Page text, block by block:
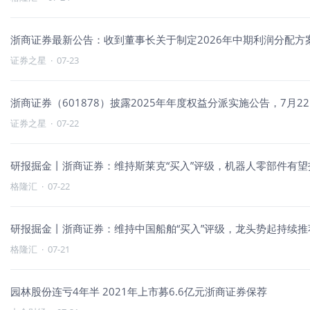
浙商证券最新公告：收到董事长关于制定2026年中期利润分配方
证券之星 · 07-23
浙商证券（601878）披露2025年年度权益分派实施公告，7月
证券之星 · 07-22
研报掘金丨浙商证券：维持斯莱克“买入”评级，机器人零部件有
格隆汇 · 07-22
研报掘金丨浙商证券：维持中国船舶“买入”评级，龙头势起持续
格隆汇 · 07-21
园林股份连亏4年半 2021年上市募6.6亿元浙商证券保荐